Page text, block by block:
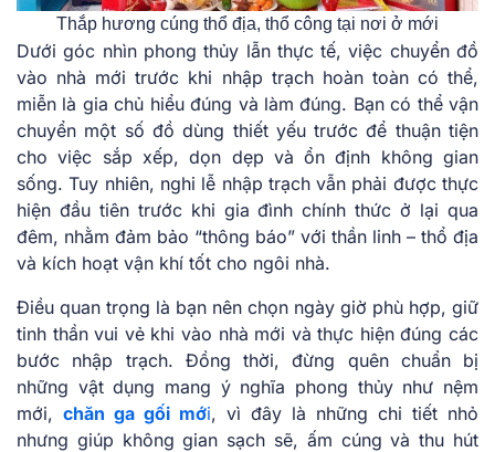
Thắp hương cúng thổ địa, thổ công tại nơi ở mới
Dưới góc nhìn phong thủy lẫn thực tế, việc chuyển đồ
vào nhà mới trước khi nhập trạch hoàn toàn có thể,
miễn là gia chủ hiểu đúng và làm đúng. Bạn có thể vận
chuyển một số đồ dùng thiết yếu trước để thuận tiện
cho việc sắp xếp, dọn dẹp và ổn định không gian
sống. Tuy nhiên, nghi lễ nhập trạch vẫn phải được thực
hiện đầu tiên trước khi gia đình chính thức ở lại qua
đêm, nhằm đảm bảo “thông báo” với thần linh – thổ địa
và kích hoạt vận khí tốt cho ngôi nhà.
Điều quan trọng là bạn nên chọn ngày giờ phù hợp, giữ
tinh thần vui vẻ khi vào nhà mới và thực hiện đúng các
bước nhập trạch. Đồng thời, đừng quên chuẩn bị
những vật dụng mang ý nghĩa phong thủy như nệm
mới, chăn ga gối mới, vì đây là những chi tiết nhỏ
nhưng giúp không gian sạch sẽ, ấm cúng và thu hút